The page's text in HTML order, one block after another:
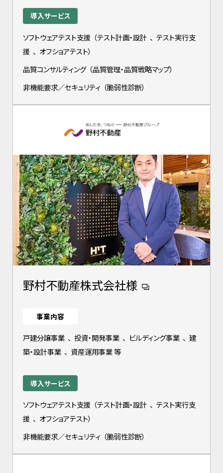
導入サービス
ソフトウェアテスト支援 （テスト計画・設計 、 テスト実行支
援 、 オフショアテスト）
品質コンサルティング （品質管理・品質戦略マップ）
非機能要求／セキュリティ （脆弱性診断）
野村不動産株式会社様
事業内容
戸建分譲事業 、 投資・開発事業 、 ビルディング事業 、 建
築・設計事業 、 資産運用事業 等
導入サービス
ソフトウェアテスト支援 （テスト計画・設計 、 テスト実行支
援 、 オフショアテスト）
非機能要求／セキュリティ （脆弱性診断）